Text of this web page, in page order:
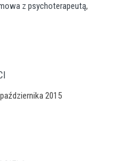
z psychoterapeutą,
2015